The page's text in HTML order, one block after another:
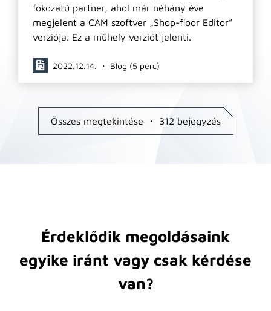
fokozatú partner, ahol már néhány éve
megjelent a CAM szoftver „Shop-floor Editor”
verziója. Ez a műhely verziót jelenti.
2022.12.14. ・ Blog (5 perc)
Összes megtekintése ・ 312 bejegyzés
Érdeklődik megoldásaink
egyike iránt vagy csak kérdése
van?